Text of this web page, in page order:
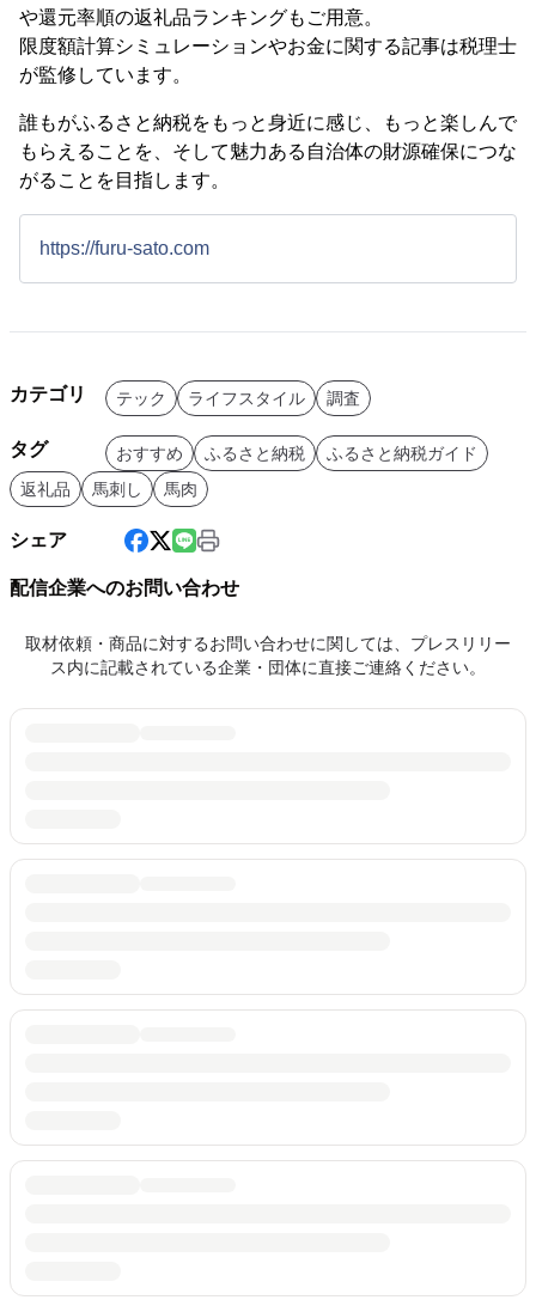
や還元率順の返礼品ランキングもご用意。
限度額計算シミュレーションやお金に関する記事は税理士
が監修しています。
誰もがふるさと納税をもっと身近に感じ、もっと楽しんで
もらえることを、そして魅力ある自治体の財源確保につな
がることを目指します。
https://furu-sato.com
カテゴリ テック ライフスタイル 調査
タグ おすすめ ふるさと納税
ふるさと納税ガイド
返礼品
馬刺し 馬肉
シェア
配信企業へのお問い合わせ
取材依頼・商品に対するお問い合わせに関しては、プレスリリー
ス内に記載されている企業・団体に直接ご連絡ください。